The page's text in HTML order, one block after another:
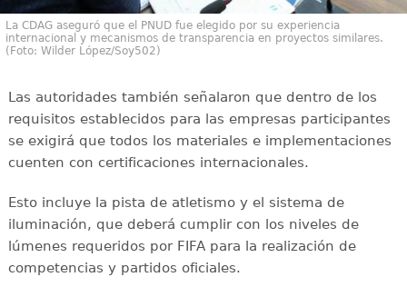
La CDAG aseguró que el PNUD fue elegido por su experiencia
internacional y mecanismos de transparencia en proyectos similares.
(Foto: Wilder López/Soy502)
Las autoridades también señalaron que dentro de los
requisitos establecidos para las empresas participantes
se exigirá que todos los materiales e implementaciones
cuenten con certificaciones internacionales.
Esto incluye la pista de atletismo y el sistema de
iluminación, que deberá cumplir con los niveles de
lúmenes requeridos por FIFA para la realización de
competencias y partidos oficiales.